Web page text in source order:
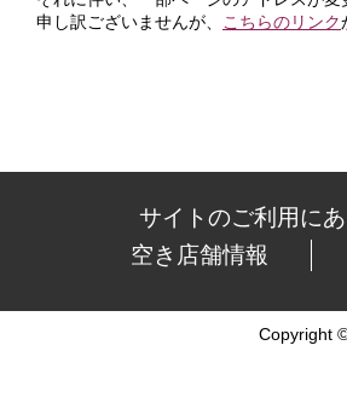
申し訳ございませんが、
こちらのリンク
サイトのご利用に
空き店舗情報
Copyright